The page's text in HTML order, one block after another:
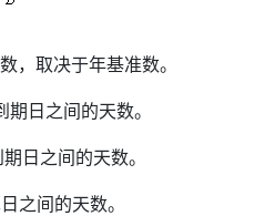
，取决于年基准数。
日之间的天数。
日之间的天数。
之间的天数。